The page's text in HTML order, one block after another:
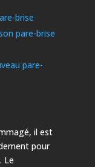
brise
pare-brise
pare-
il est
pour
Le